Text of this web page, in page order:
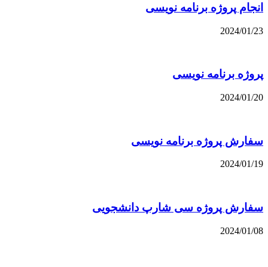
انجام پروژه برنامه نویسی
2024/01/23
پروژه برنامه نویسی
2024/01/20
سفارش پروژه برنامه نویسی
2024/01/19
سفارش پروژه سی شارپ دانشجویی
2024/01/08